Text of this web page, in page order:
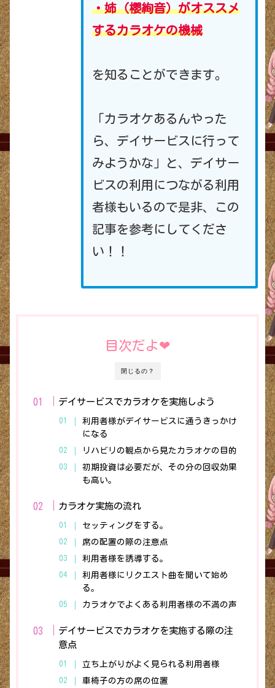
・姉（櫻絢音）がオススメ
するカラオケの機械
を知ることができます。
「カラオケあるんやった
ら、デイサービスに行って
みようかな」と、デイサー
ビスの利用につながる利用
者様もいるので是非、この
記事を参考にしてくださ
い！！
閉じるの？
目次だよ❤︎
デイサービスでカラオケを実施しよう
利用者様がデイサービスに通うきっかけ
になる
リハビリの観点から見たカラオケの目的
初期投資は必要だが、その分の回収効果
も高い。
カラオケ実施の流れ
セッティングをする。
席の配置の際の注意点
利用者様を誘導する。
利用者様にリクエスト曲を聞いて始め
る。
カラオケでよくある利用者様の不満の声
デイサービスでカラオケを実施する際の注
意点
立ち上がりがよく見られる利用者様
車椅子の方の席の位置